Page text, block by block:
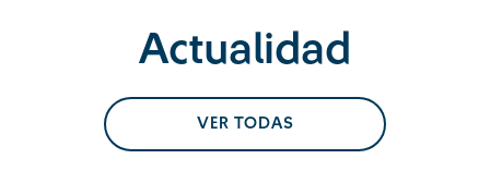
Actualidad
VER TODAS